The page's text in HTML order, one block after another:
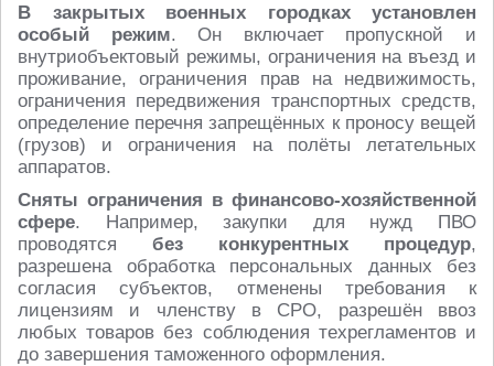
В закрытых военных городках установлен
особый режим. Он включает пропускной и
внутриобъектовый режимы, ограничения на въезд и
проживание, ограничения прав на недвижимость,
ограничения передвижения транспортных средств,
определение перечня запрещённых к проносу вещей
(грузов) и ограничения на полёты летательных
аппаратов.
Сняты ограничения в финансово-хозяйственной
сфере. Например, закупки для нужд ПВО
проводятся без конкурентных процедур,
разрешена обработка персональных данных без
согласия субъектов, отменены требования к
лицензиям и членству в СРО, разрешён ввоз
любых товаров без соблюдения техрегламентов и
до завершения таможенного оформления.